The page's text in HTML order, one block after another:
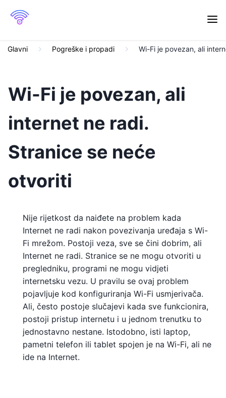
Glavni Pogreške i propadi Wi-Fi je povezan, ali
Wi-Fi je povezan, ali
internet ne radi.
Stranice se neće
otvoriti
Nije rijetkost da naiđete na problem kada
Internet ne radi nakon povezivanja uređaja s Wi-
Fi mrežom. Postoji veza, sve se čini dobrim, ali
Internet ne radi. Stranice se ne mogu otvoriti u
pregledniku, programi ne mogu vidjeti
internetsku vezu. U pravilu se ovaj problem
pojavljuje kod konfiguriranja Wi-Fi usmjerivača.
Ali, često postoje slučajevi kada sve funkcionira,
postoji pristup internetu i u jednom trenutku to
jednostavno nestane. Istodobno, isti laptop,
pametni telefon ili tablet spojen je na Wi-Fi, ali ne
ide na Internet.